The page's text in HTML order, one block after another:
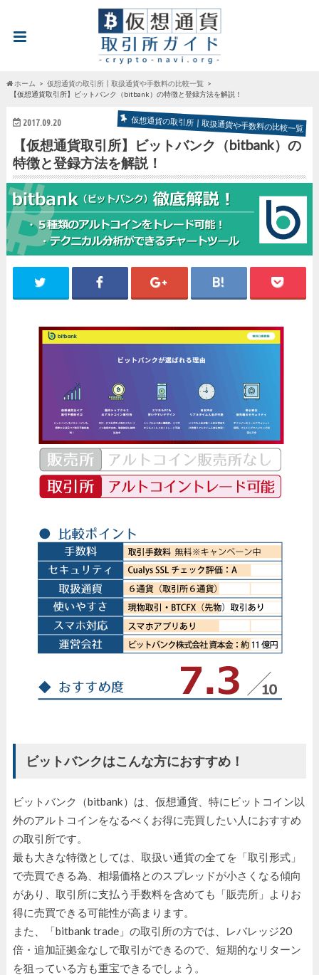
ホーム
仮想通貨の取引所┃取扱通貨や手数料の比較一覧
【仮想通貨取引所】ビットバンク（bitbank）の特徴と登録方法を解説！
2017.09.20 仮想通貨の取引所┃取扱通貨や手数料の比較一覧
【仮想通貨取引所】ビットバンク（bitbank）の
特徴と登録方法を解説！
ビットバンクはこんな方におすすめ！
ビットバンク（bitbank）は、仮想通貨、特にビットコイン以
外のアルトコインをなるべくお得に売買したい人におすすめ
の取引所です。
最も大きな特徴としては、取扱い通貨の全てを「取引形式」
で売買できる為、相場価格とのスプレッドが小さくなる傾向
があり、取引所に支払う手数料を含めても「販売所」よりお
得に売買できる可能性が高まります。
また、「bitbank trade」の取引所の方では、レバレッジ20
倍・追加証拠金なしで取引ができるので、短期的なリターン
を狙っている方も重宝できるでしょう。